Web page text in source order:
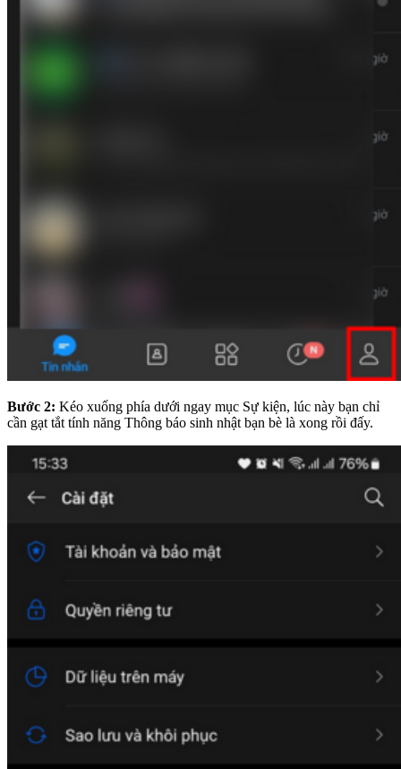
Bước 2: Kéo xuống phía dưới ngay mục Sự kiện, lúc này bạn chỉ
cần gạt tắt tính năng Thông báo sinh nhật bạn bè là xong rồi đấy.